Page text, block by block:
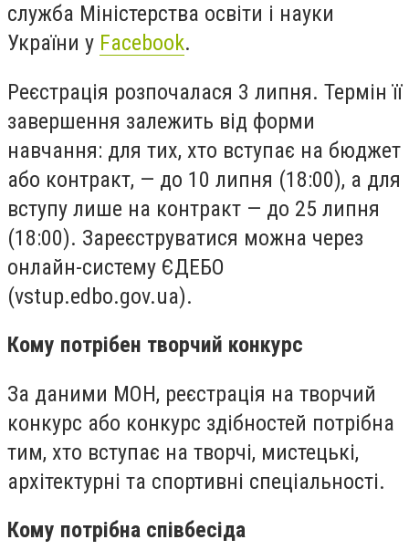
служба Міністерства освіти і науки
України у Facebook.
Реєстрація розпочалася 3 липня. Термін її
завершення залежить від форми
навчання: для тих, хто вступає на бюджет
або контракт, — до 10 липня (18:00), а для
вступу лише на контракт — до 25 липня
(18:00). Зареєструватися можна через
онлайн-систему ЄДЕБО
(vstup.edbo.gov.ua).
Кому потрібен творчий конкурс
За даними МОН, реєстрація на творчий
конкурс або конкурс здібностей потрібна
тим, хто вступає на творчі, мистецькі,
архітектурні та спортивні спеціальності.
Кому потрібна співбесіда